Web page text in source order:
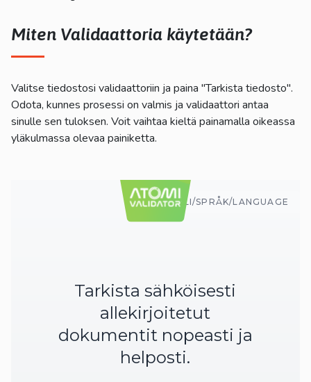
pyyhkäisyliikkeitä.
Miten Validaattoria käytetään?
Valitse tiedostosi validaattoriin ja paina "Tarkista tiedosto".
Odota, kunnes prosessi on valmis ja validaattori antaa
sinulle sen tuloksen. Voit vaihtaa kieltä painamalla oikeassa
yläkulmassa olevaa painiketta.